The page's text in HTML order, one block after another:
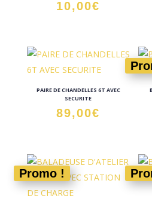
10,00€
PAIRE DE CHANDELLES 6T AVEC
SECURITE
89,00€
Promo !